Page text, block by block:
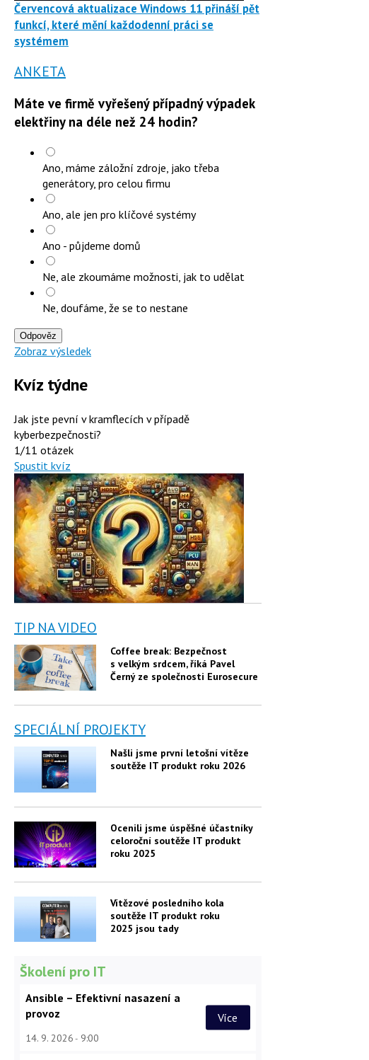
Červencová aktualizace Windows 11 přináší pět
funkcí, které mění každodenní práci se
systémem
ANKETA
Máte ve firmě vyřešený případný výpadek
elektřiny na déle než 24 hodin?
Ano, máme záložní zdroje, jako třeba
generátory, pro celou firmu
Ano, ale jen pro klíčové systémy
Ano - půjdeme domů
Ne, ale zkoumáme možnosti, jak to udělat
Ne, doufáme, že se to nestane
Odpověz
Zobraz výsledek
Kvíz týdne
Jak jste pevní v kramflecích v případě
kyberbezpečnosti?
1/11 otázek
Spustit kvíz
TIP NA VIDEO
Coffee break: Bezpečnost
s velkým srdcem, říká Pavel
Černý ze společnosti Eurosecure
SPECIÁLNÍ PROJEKTY
Našli jsme první letošní vítěze
soutěže IT produkt roku 2026
Ocenili jsme úspěšné účastníky
celoroční soutěže IT produkt
roku 2025
Vítězové posledního kola
soutěže IT produkt roku
2025 jsou tady
Školení pro IT
Ansible – Efektivní nasazení a
provoz
14. 9. 2026 9:00
Více